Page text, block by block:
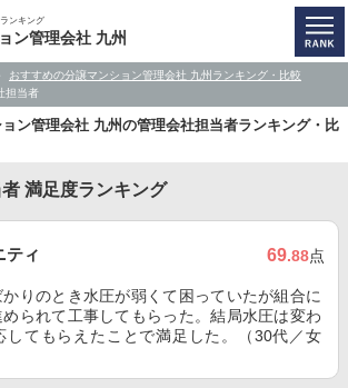
ンキング
ン管理会社 九州
おすすめの分譲マンション管理会社 九州ランキング・比較
担当者
ョン管理会社 九州の管理会社担当者ランキング・比
満足度ランキング
ティ 69.88点
りのとき水圧が弱くて困っていたが組合に
られて工事してもらった。結局水圧は変わ
してもらえたことで満足した。（30代／女